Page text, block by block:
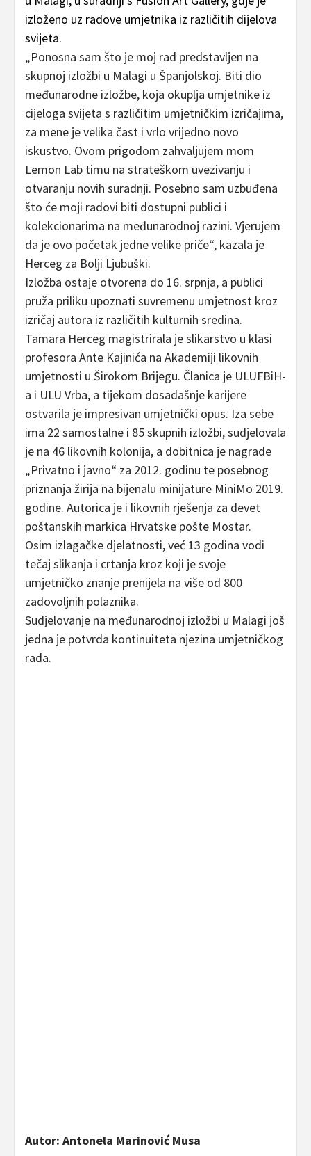
izloženo uz radove umjetnika iz različitih dijelova
svijeta.
„Ponosna sam što je moj rad predstavljen na
skupnoj izložbi u Malagi u Španjolskoj. Biti dio
međunarodne izložbe, koja okuplja umjetnike iz
cijeloga svijeta s različitim umjetničkim izričajima,
za mene je velika čast i vrlo vrijedno novo
iskustvo. Ovom prigodom zahvaljujem mom
Lemon Lab timu na strateškom uvezivanju i
otvaranju novih suradnji. Posebno sam uzbuđena
što će moji radovi biti dostupni publici i
kolekcionarima na međunarodnoj razini. Vjerujem
da je ovo početak jedne velike priče“, kazala je
Herceg za Bolji Ljubuški.
Izložba ostaje otvorena do 16. srpnja, a publici
pruža priliku upoznati suvremenu umjetnost kroz
izričaj autora iz različitih kulturnih sredina.
Tamara Herceg magistrirala je slikarstvo u klasi
profesora Ante Kajinića na Akademiji likovnih
umjetnosti u Širokom Brijegu. Članica je ULUFBiH-
a i ULU Vrba, a tijekom dosadašnje karijere
ostvarila je impresivan umjetnički opus. Iza sebe
ima 22 samostalne i 85 skupnih izložbi, sudjelovala
je na 46 likovnih kolonija, a dobitnica je nagrade
„Privatno i javno“ za 2012. godinu te posebnog
priznanja žirija na bijenalu minijature MiniMo 2019.
godine. Autorica je i likovnih rješenja za devet
poštanskih markica Hrvatske pošte Mostar.
Osim izlagačke djelatnosti, već 13 godina vodi
tečaj slikanja i crtanja kroz koji je svoje
umjetničko znanje prenijela na više od 800
zadovoljnih polaznika.
Sudjelovanje na međunarodnoj izložbi u Malagi još
jedna je potvrda kontinuiteta njezina umjetničkog
rada.
Autor: Antonela Marinović Musa